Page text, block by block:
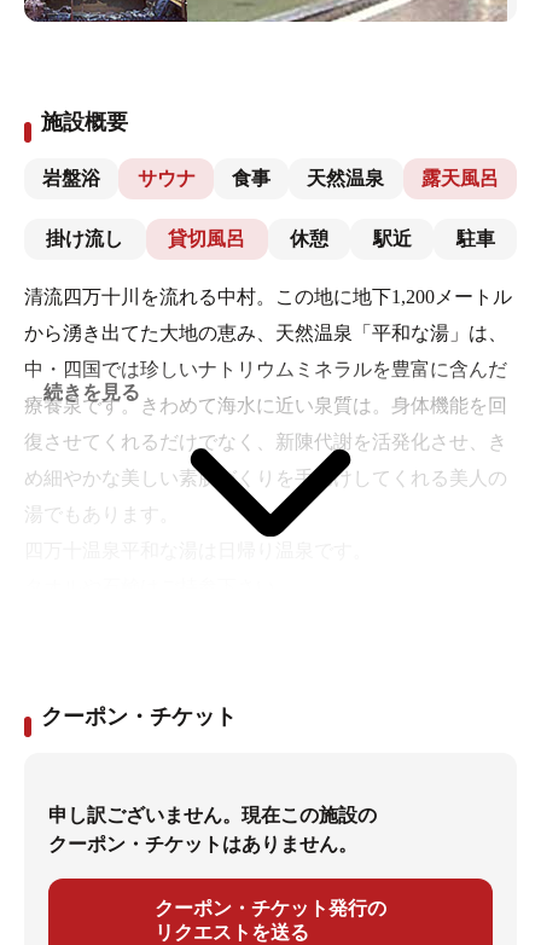
施設概要
岩盤浴 サウナ 食事 天然温泉 露天風呂
掛け流し 貸切風呂 休憩 駅近 駐車
清流四万十川を流れる中村。この地に地下1,200メートル
から湧き出てた大地の恵み、天然温泉「平和な湯」は、
中・四国では珍しいナトリウムミネラルを豊富に含んだ
療養泉です。きわめて海水に近い泉質は。身体機能を回
復させてくれるだけでなく、新陳代謝を活発化させ、き
め細やかな美しい素肌づくりを手助けしてくれる美人の
湯でもあります。
続きを見る
クーポン・チケット
申し訳ございません。現在この施設の
クーポン・チケットはありません。
クーポン・チケット発行の
リクエストを送る